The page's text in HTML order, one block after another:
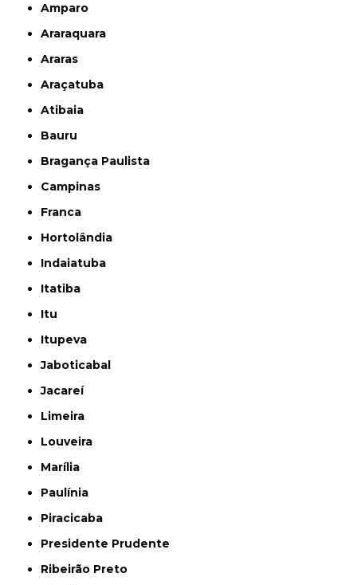
Amparo
Araraquara
Araras
Araçatuba
Atibaia
Bauru
Bragança Paulista
Campinas
Franca
Hortolândia
Indaiatuba
Itatiba
Itu
Itupeva
Jaboticabal
Jacareí
Limeira
Louveira
Marília
Paulínia
Piracicaba
Presidente Prudente
Ribeirão Preto